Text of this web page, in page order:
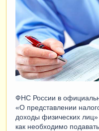
ФНС России в
«О представлении
доходы физических
как необходимо